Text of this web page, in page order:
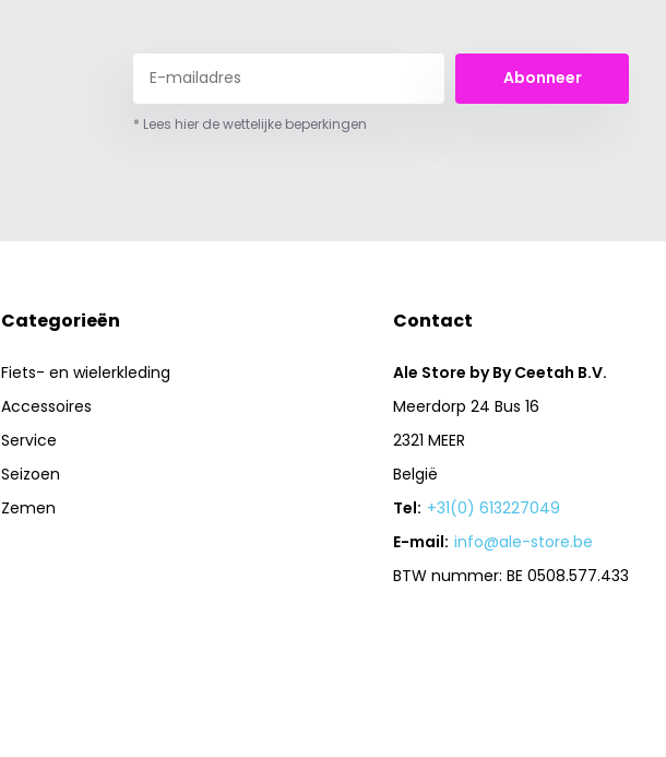
Abonneer
* Lees hier de wettelijke beperkingen
Categorieën
Fiets- en wielerkleding
Accessoires
Service
Seizoen
Zemen
Contact
Ale Store by By Ceetah B.V.
Meerdorp 24 Bus 16
2321 MEER
België
Tel: +31(0) 613227049
E-mail: info@ale-store.be
BTW nummer: BE 0508.577.433